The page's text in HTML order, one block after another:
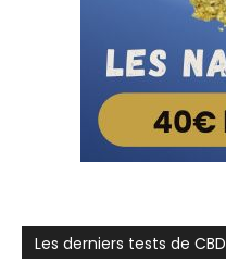
Les derniers tests de CBD